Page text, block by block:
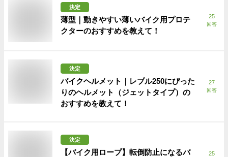
決定
薄型｜動きやすい薄いバイク用プロテ
クターのおすすめを教えて！
25
回答
決定
バイクヘルメット｜レブル250にぴった
りのヘルメット（ジェットタイプ）の
おすすめを教えて！
27
回答
決定
【バイク用ロープ】転倒防止になるバ
25